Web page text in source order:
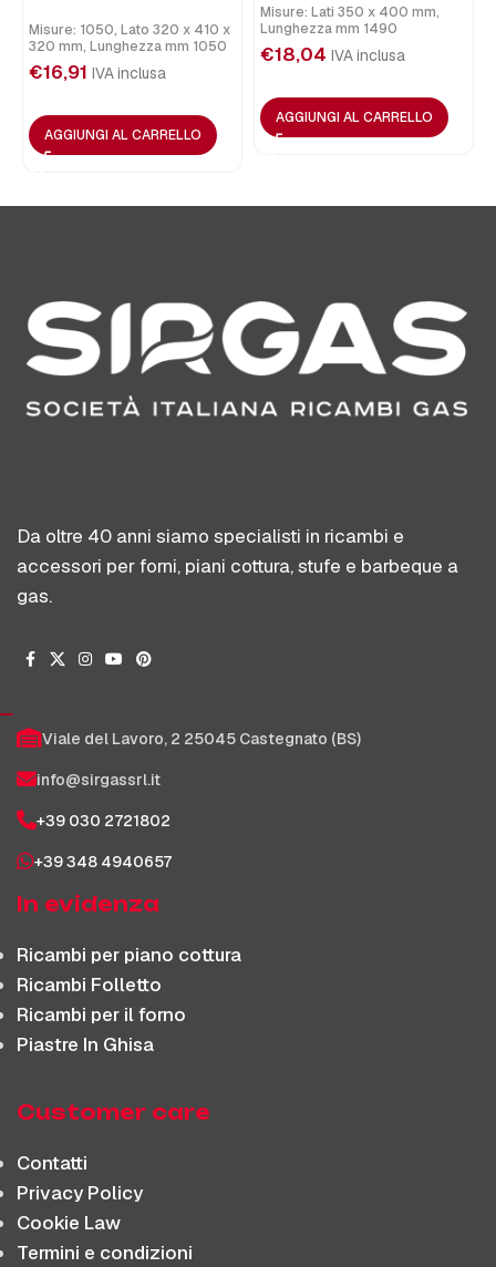
Misure: 1050, Lato 320 x 410 x
320 mm, Lunghezza mm 1050
€16,91 IVA inclusa
AGGIUNGI AL CARRELLO
Misure: Lati 350 x 400 mm,
Lunghezza mm 1490
€18,04 IVA inclusa
AGGIUNGI AL CARRELLO
Da oltre 40 anni siamo specialisti in ricambi e
accessori per forni, piani cottura, stufe e barbeque a
gas.
Viale del Lavoro, 2 25045 Castegnato (BS)
info@sirgassrl.it
+39 030 2721802
+39 348 4940657
In evidenza
Ricambi per piano cottura
Ricambi Folletto
Ricambi per il forno
Piastre In Ghisa
Customer care
Contatti
Privacy Policy
Cookie Law
Termini e condizioni